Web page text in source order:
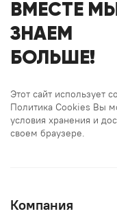
ВМЕСТЕ МЫ
ЗНАЕМ
БОЛЬШЕ!
Этот сайт использует
Политика Cookies Вы
условия хранения и
своем браузере.
Компания